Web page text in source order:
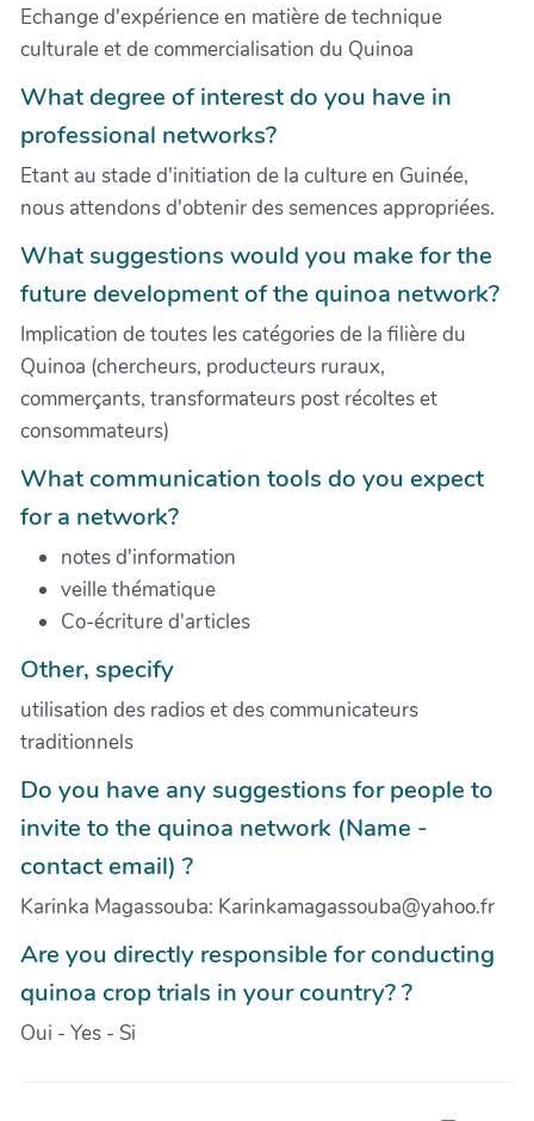
Echange d'expérience en matière de technique
culturale et de commercialisation du Quinoa
What degree of interest do you have in
professional networks?
Etant au stade d'initiation de la culture en Guinée,
nous attendons d'obtenir des semences appropriées.
What suggestions would you make for the
future development of the quinoa network?
Implication de toutes les catégories de la filière du
Quinoa (chercheurs, producteurs ruraux,
commerçants, transformateurs post récoltes et
consommateurs)
What communication tools do you expect
for a network?
notes d'information
veille thématique
Co-écriture d'articles
Other, specify
utilisation des radios et des communicateurs
traditionnels
Do you have any suggestions for people to
invite to the quinoa network (Name -
contact email) ?
Karinka Magassouba: Karinkamagassouba@yahoo.fr
Are you directly responsible for conducting
quinoa crop trials in your country? ?
Oui - Yes - Si